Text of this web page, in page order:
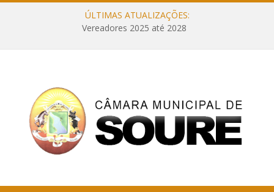
ÚLTIMAS ATUALIZAÇÕES:
Vereadores 2025 até 2028